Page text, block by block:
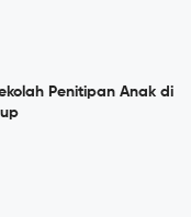
Penitipan Anak di